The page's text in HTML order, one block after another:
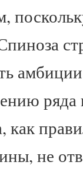
ряда
как
не